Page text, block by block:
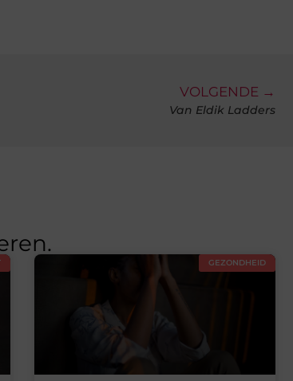
VOLGENDE →
Van Eldik Ladders
GEZONDHEID